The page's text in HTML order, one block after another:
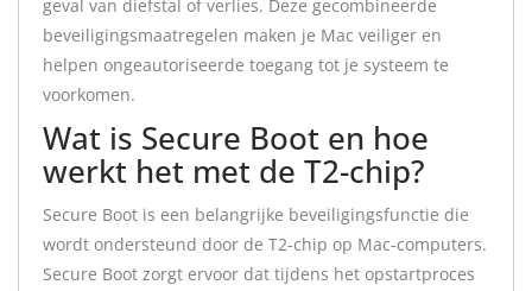
geval van diefstal of verlies. Deze gecombineerde
beveiligingsmaatregelen maken je Mac veiliger en
helpen ongeautoriseerde toegang tot je systeem te
voorkomen.
Wat is Secure Boot en hoe
werkt het met de T2-chip?
Secure Boot is een belangrijke beveiligingsfunctie die
wordt ondersteund door de T2-chip op Mac-computers.
Secure Boot zorgt ervoor dat tijdens het opstartproces